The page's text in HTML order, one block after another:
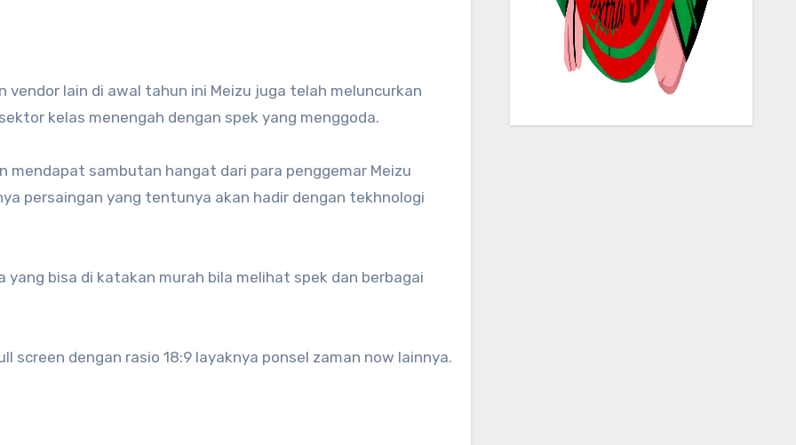
vendor lain di awal tahun ini Meizu juga telah meluncurkan
kelas menengah dengan spek yang menggoda.
mendapat sambutan hangat dari para penggemar Meizu
persaingan yang tentunya akan hadir dengan tekhnologi
yang bisa di katakan murah bila melihat spek dan berbagai
screen dengan rasio 18:9 layaknya ponsel zaman now lainnya.